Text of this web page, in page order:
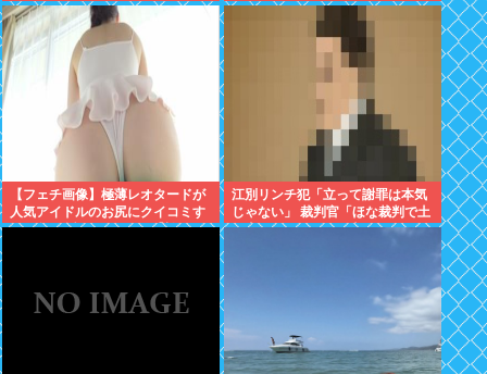
【フェチ画像】極薄レオタードが
人気アイドルのお尻にクイコミす
ぎて危険 透け×尻フェチ【松岡里
江別リンチ犯「立って謝罪は本気
じゃない」 裁判官「ほな裁判で土
下座してないキミは本気じゃない